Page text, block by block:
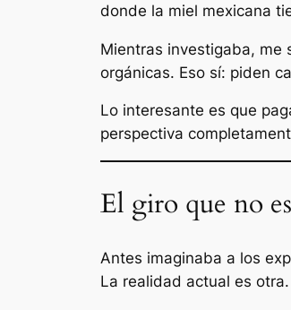
donde la miel mexicana
Mientras investigaba, me
orgánicas. Eso sí: piden
Lo interesante es que
perspectiva
El giro que no
Antes imaginaba a los
La realidad actual es otra.